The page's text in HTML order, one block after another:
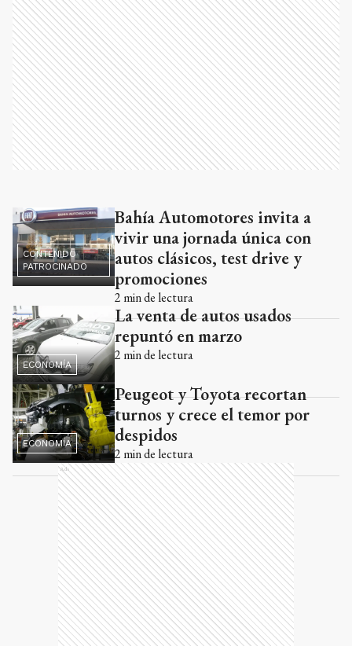
CONTENIDO
PATROCINADO
Bahía Automotores invita a
vivir una jornada única con
autos clásicos, test drive y
promociones
2 min de lectura
ECONOMÍA
La venta de autos usados
repuntó en marzo
2 min de lectura
ECONOMÍA
Peugeot y Toyota recortan
turnos y crece el temor por
despidos
2 min de lectura
Ads